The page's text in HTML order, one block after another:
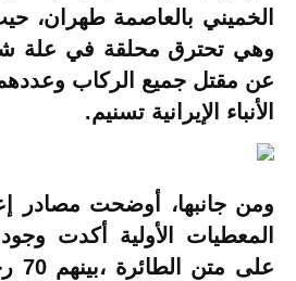
الخميني بالعاصمة طهران،
وهي تحترق محلقة في علة
الأنباء الإيرانية تسنيم.
ومن جانبها، أوضحت مصادر